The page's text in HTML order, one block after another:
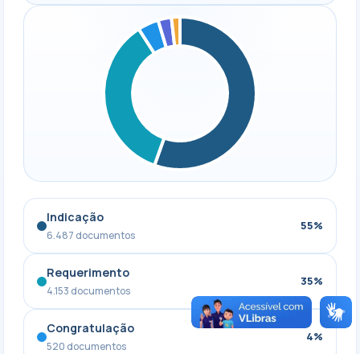
Indicação
6.487 documentos
55%
Requerimento
4.153 documentos
35%
Congratulação
520 documentos
4%